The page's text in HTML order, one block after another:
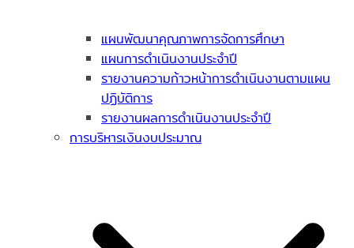
แผนพัฒนาคุณภาพการจัดการศึกษา
แผนการดำเนินงานประจำปี
รายงานความก้าวหน้าการดำเนินงานตามแผน
ปฏิบัติการ
รายงานผลการดำเนินงานประจำปี
การบริหารเงินงบประมาณ